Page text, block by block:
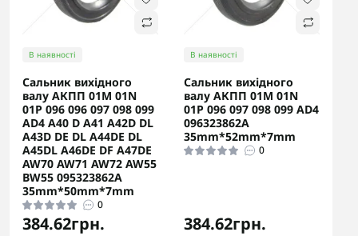
В наявності
Сальник вихідного
валу АКПП 01M 01N
01P 096 096 097 098 099
AD4 A40 D A41 A42D DL
A43D DE DL A44DE DL
A45DL A46DE DF A47DE
AW70 AW71 AW72 AW55
BW55 095323862A
35mm*50mm*7mm
0
384.62грн.
В наявності
Сальник вихідного
валу АКПП 01M 01N
01P 096 097 098 099 AD4
096323862A
35mm*52mm*7mm
0
384.62грн.